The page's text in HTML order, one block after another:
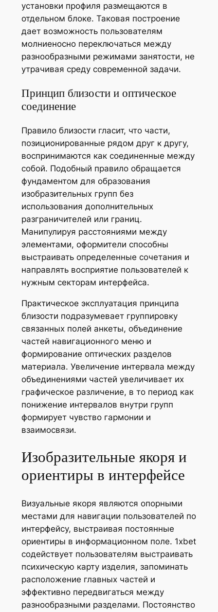
установки профиля размещаются в
отдельном блоке. Таковая построение
дает возможность пользователям
молниеносно переключаться между
разнообразными режимами занятости, не
утрачивая среду современной задачи.
Принцип близости и оптическое
соединение
Правило близости гласит, что части,
позиционированные рядом друг к другу,
воспринимаются как соединенные между
собой. Подобный правило обращается
фундаментом для образования
изобразительных групп без
использования дополнительных
разграничителей или границ.
Манипулируя расстояниями между
элементами, оформители способны
выстраивать определенные сочетания и
направлять восприятие пользователей к
нужным секторам интерфейса.
Практическое эксплуатация принципа
близости подразумевает группировку
связанных полей анкеты, объединение
частей навигационного меню и
формирование оптических разделов
материала. Увеличение интервала между
объединениями частей увеличивает их
графическое различение, в то период как
понижение интервалов внутри групп
формирует чувство гармонии и
взаимосвязи.
Изобразительные якоря и
ориентиры в интерфейсе
Визуальные якоря являются опорными
местами для навигации пользователей по
интерфейсу, выстраивая постоянные
ориентиры в информационном поле. 1xbet
содействует пользователям выстраивать
психическую карту изделия, запоминать
расположение главных частей и
эффективно передвигаться между
разнообразными разделами. Постоянство